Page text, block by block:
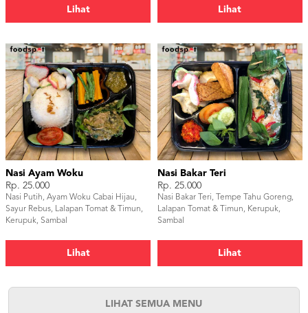
Lihat Lihat
Nasi Ayam Woku
Rp. 25.000
Nasi Putih, Ayam Woku Cabai Hijau,
Sayur Rebus, Lalapan Tomat & Timun,
Kerupuk, Sambal
Lihat
Nasi Bakar Teri
Rp. 25.000
Nasi Bakar Teri, Tempe Tahu Goreng,
Lalapan Tomat & Timun, Kerupuk,
Sambal
Lihat
LIHAT SEMUA MENU